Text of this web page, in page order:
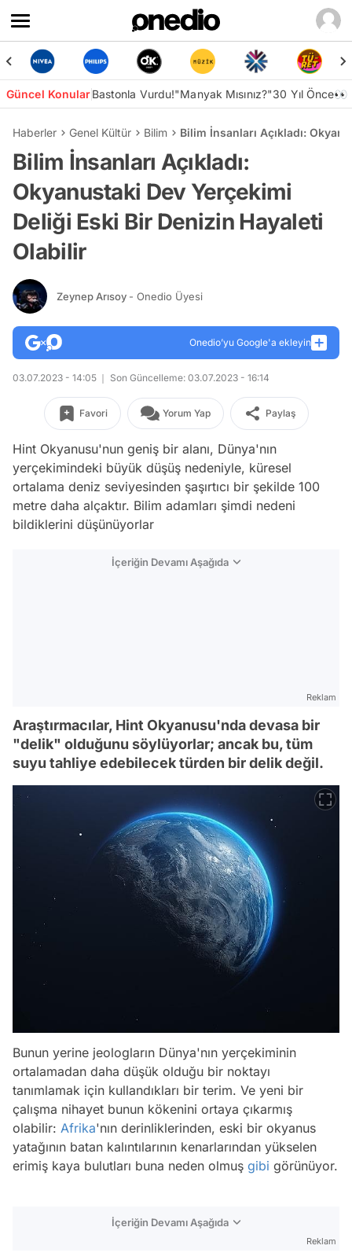
Güncel KonularBastonla Vurdu!"Manyak Mısınız?"30 Yıl Önce👀
Haberler Genel Kültür Bilim Bilim İnsanları Açıkladı:
Bilim İnsanları Açıkladı:
Okyanustaki Dev Yerçekimi
Deliği Eski Bir Denizin Hayaleti
Olabilir
Zeynep Arısoy - Onedio Üyesi
Onedio’yu Google'a ekleyin
03.07.2023 - 14:05 Son Güncelleme: 03.07.2023 - 16:14
Favori Yorum Yap Paylaş
Hint Okyanusu'nun geniş bir alanı, Dünya'nın
yerçekimindeki büyük düşüş nedeniyle, küresel
ortalama deniz seviyesinden şaşırtıcı bir şekilde 100
metre daha alçaktır. Bilim adamları şimdi nedeni
bildiklerini düşünüyorlar
İçeriğin Devamı Aşağıda
Reklam
Araştırmacılar, Hint Okyanusu'nda devasa bir
"delik" olduğunu söylüyorlar; ancak bu, tüm
suyu tahliye edebilecek türden bir delik değil.
Bunun yerine jeologların Dünya'nın yerçekiminin
ortalamadan daha düşük olduğu bir noktayı
tanımlamak için kullandıkları bir terim. Ve yeni bir
çalışma nihayet bunun kökenini ortaya çıkarmış
olabilir: Afrika'nın derinliklerinden, eski bir okyanus
yatağının batan kalıntılarının kenarlarından yükselen
erimiş kaya bulutları buna neden olmuş gibi görünüyor.
İçeriğin Devamı Aşağıda
Reklam